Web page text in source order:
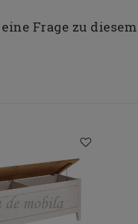
Frage zu